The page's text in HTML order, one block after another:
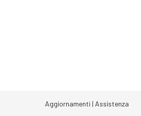
Aggiornamenti | Assistenza